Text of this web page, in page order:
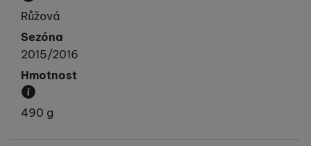
Převládající barva výrobku.
Růžová
Sezóna
2015/2016
Hmotnost
Váha produktu.
490 g